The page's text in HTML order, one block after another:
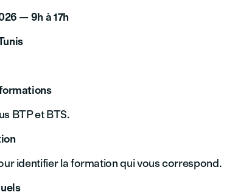
— 9h à 17h
BTP et BTS.
identifier la formation qui vous correspond.